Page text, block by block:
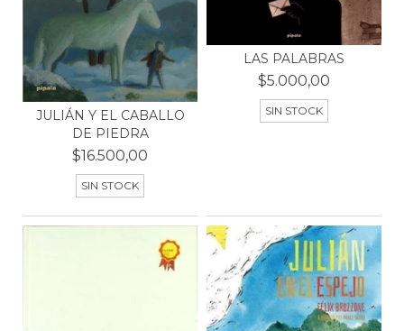
JULIÁN Y EL CABALLO
DE PIEDRA
$16.500,00
SIN STOCK
LAS PALABRAS
$5.000,00
SIN STOCK